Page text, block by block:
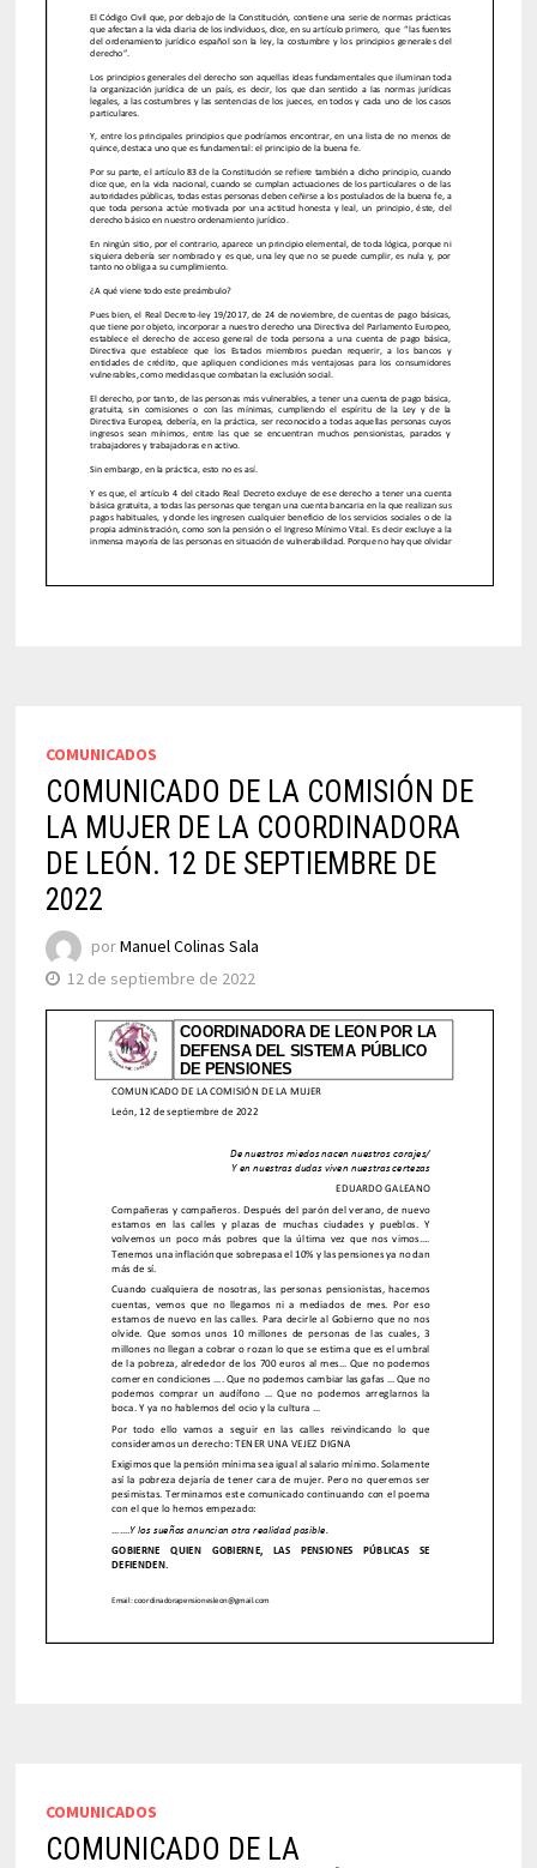
COMUNICADOS
COMUNICADO DE LA COMISIÓN DE
LA MUJER DE LA COORDINADORA
DE LEÓN. 12 DE SEPTIEMBRE DE
2022
porManuel Colinas Sala
12 de septiembre de 2022
COMUNICADOS
COMUNICADO DE LA